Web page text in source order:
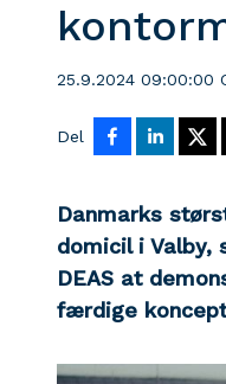
25.9.2024 09:00:00
Del
Danmarks
domicil i Valby,
DEAS at
færdige